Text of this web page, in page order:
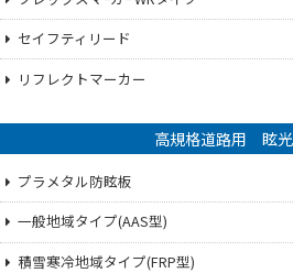
セイフティリード
リフレクトマーカー
高規格道路用 眩
プラメタル防眩板
一般地域タイプ(AAS型)
積雪寒冷地域タイプ(FRP型)